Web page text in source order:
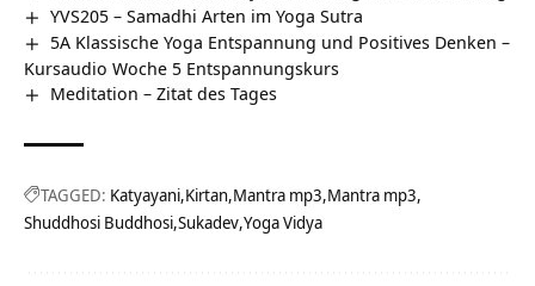
YVS205 – Samadhi Arten im Yoga Sutra
5A Klassische Yoga Entspannung und Positives Denken –
Kursaudio Woche 5 Entspannungskurs
Meditation – Zitat des Tages
TAGGED: Katyayani Kirtan Mantra mp3 Mantra mp3
Shuddhosi Buddhosi Sukadev Yoga Vidya